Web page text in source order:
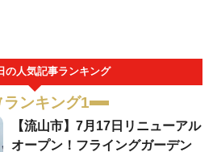
の人気記事ランキング
ランキング1
【流山市】7月17日リニューアル
オープン！フライングガーデン